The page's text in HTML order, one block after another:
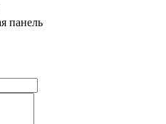
панель